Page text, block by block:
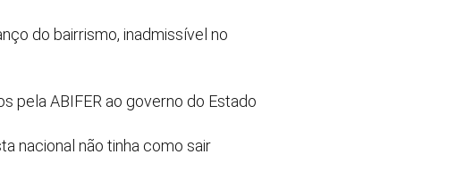
do bairrismo, inadmissível no
pela ABIFER ao governo do Estado
nacional não tinha como sair